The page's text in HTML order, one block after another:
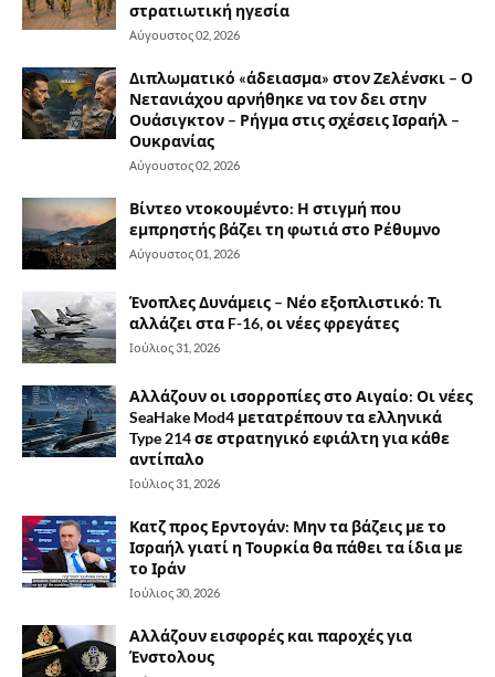
στρατιωτική ηγεσία
Αύγουστος 02, 2026
Διπλωματικό «άδειασμα» στον Ζελένσκι – Ο
Νετανιάχου αρνήθηκε να τον δει στην
Ουάσιγκτον – Ρήγμα στις σχέσεις Ισραήλ –
Ουκρανίας
Αύγουστος 02, 2026
Βίντεο ντοκουμέντο: Η στιγμή που
εμπρηστής βάζει τη φωτιά στο Ρέθυμνο
Αύγουστος 01, 2026
Ένοπλες Δυνάμεις – Νέο εξοπλιστικό: Τι
αλλάζει στα F-16, οι νέες φρεγάτες
Ιούλιος 31, 2026
Αλλάζουν οι ισορροπίες στο Αιγαίο: Οι νέες
SeaHake Mod4 μετατρέπουν τα ελληνικά
Type 214 σε στρατηγικό εφιάλτη για κάθε
αντίπαλο
Ιούλιος 31, 2026
Κατζ προς Ερντογάν: Μην τα βάζεις με το
Ισραήλ γιατί η Τουρκία θα πάθει τα ίδια με
το Ιράν
Ιούλιος 30, 2026
Αλλάζουν εισφορές και παροχές για
Ένστολους